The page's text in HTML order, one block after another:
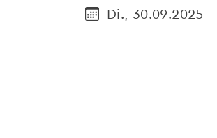
Di., 30.09.2025